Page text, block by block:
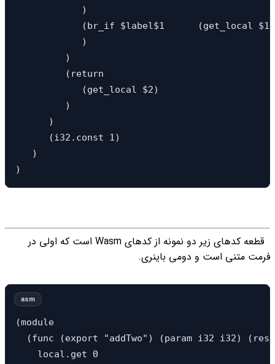
            )
(br_if $label$1      (get_local
            )
         )
         (return
            (get_local $2)
         )
      )
      (i32.const 1)
   )
)
قطعه کدهای زیر دو نمونه از کدهای Wasm است که اولی در
فرمت متنی است و دومی باینری.
(module
(func (export "addTwo") (param i32 i32)
    local.get 0